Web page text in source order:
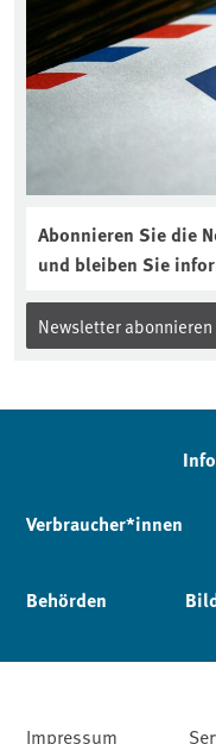
Abonnieren Sie die
und bleiben Sie
Newsletter abonnieren
Verbraucher*innen
Behörden
Impressum